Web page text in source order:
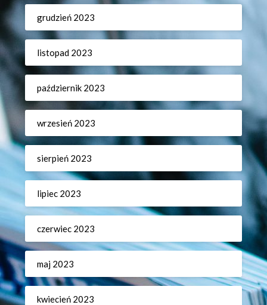
grudzień 2023
listopad 2023
październik 2023
wrzesień 2023
sierpień 2023
lipiec 2023
czerwiec 2023
maj 2023
kwiecień 2023